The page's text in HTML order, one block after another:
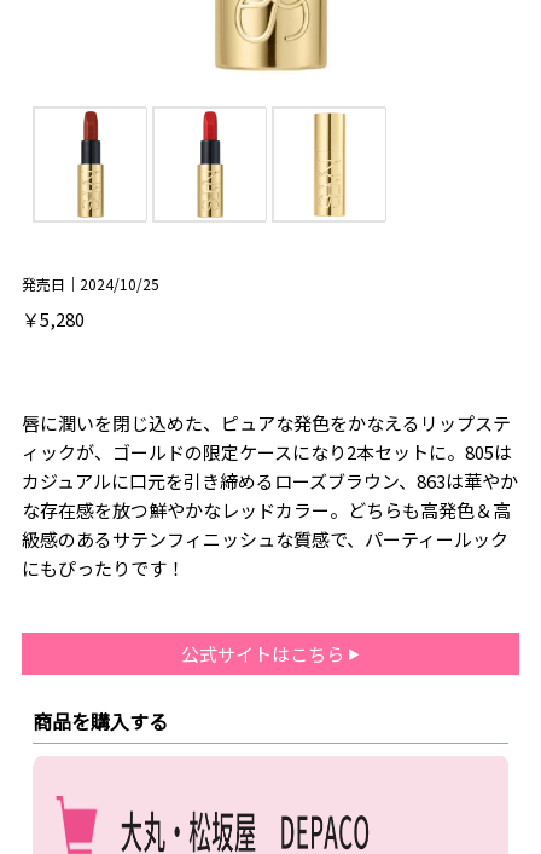
発売日｜2024/10/25
￥5,280
唇に潤いを閉じ込めた、ピュアな発色をかなえるリップステ
ィックが、ゴールドの限定ケースになり2本セットに。805は
カジュアルに口元を引き締めるローズブラウン、863は華やか
な存在感を放つ鮮やかなレッドカラー。どちらも高発色＆高
級感のあるサテンフィニッシュな質感で、パーティールック
にもぴったりです！
公式サイトはこちら
商品を購入する